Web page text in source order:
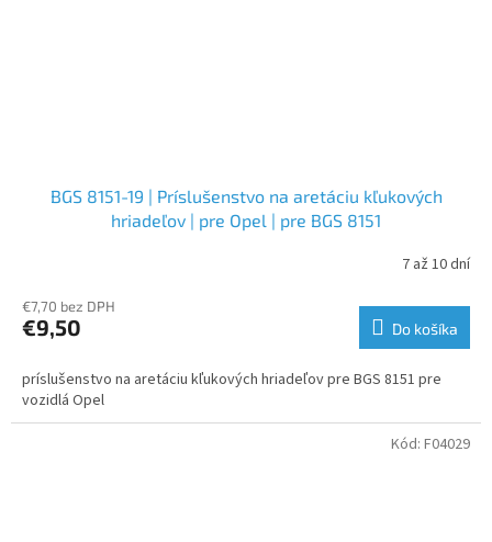
BGS 8151-19 | Príslušenstvo na aretáciu kľukových
hriadeľov | pre Opel | pre BGS 8151
7 až 10 dní
€7,70 bez DPH
€9,50 Do košíka
príslušenstvo na aretáciu kľukových hriadeľov pre BGS 8151 pre
vozidlá Opel
Kód: F04029